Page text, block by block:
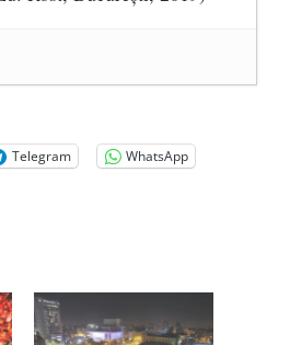
a Parchetului
pentru a bloca
- 13 august 2025
Constanța
să își folosească și să își
Telegram
WhatsApp